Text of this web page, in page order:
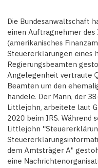
Die Bundesanwaltschaft
einen Auftragnehmer des
(amerikanisches
Steuererklärungen eines
Regierungsbeamten
Angelegenheit vertraute
Beamten um den
handele. Der Mann, der
Littlejohn, arbeitete laut
2020 beim IRS. Während
Littlejohn
dem Amtsträger A"
eine